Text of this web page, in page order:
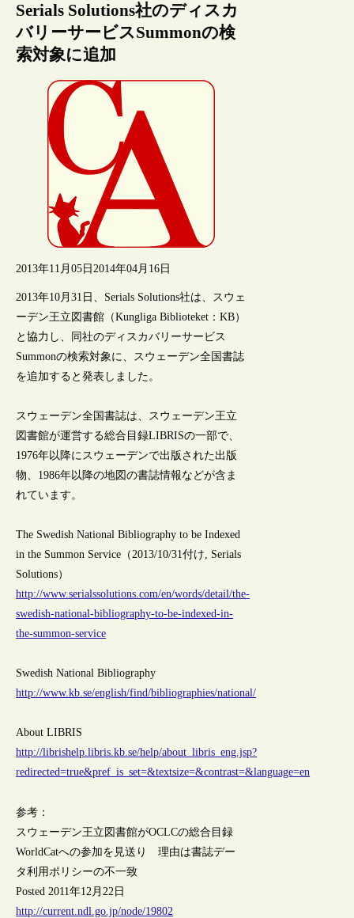
Serials Solutions社のディスカ
バリーサービスSummonの検
索対象に追加
2013年11月05日 2014年04月16日
2013年10月31日、Serials Solutions社は、スウェ
ーデン王立図書館（Kungliga Biblioteket：KB）
と協力し、同社のディスカバリーサービス
Summonの検索対象に、スウェーデン全国書誌
を追加すると発表しました。
スウェーデン全国書誌は、スウェーデン王立
図書館が運営する総合目録LIBRISの一部で、
1976年以降にスウェーデンで出版された出版
物、1986年以降の地図の書誌情報などが含ま
れています。
The Swedish National Bibliography to be Indexed
in the Summon Service（2013/10/31付け, Serials
Solutions）
http://www.serialssolutions.com/en/words/detail/the-
swedish-national-bibliography-to-be-indexed-in-
the-summon-service
Swedish National Bibliography
http://www.kb.se/english/find/bibliographies/national/
About LIBRIS
http://librishelp.libris.kb.se/help/about_libris_eng.jsp?
redirected=true&pref_is_set=&textsize=&contrast=&language=en
参考：
スウェーデン王立図書館がOCLCの総合目録
WorldCatへの参加を見送り 理由は書誌デー
タ利用ポリシーの不一致
Posted 2011年12月22日
http://current.ndl.go.jp/node/19802